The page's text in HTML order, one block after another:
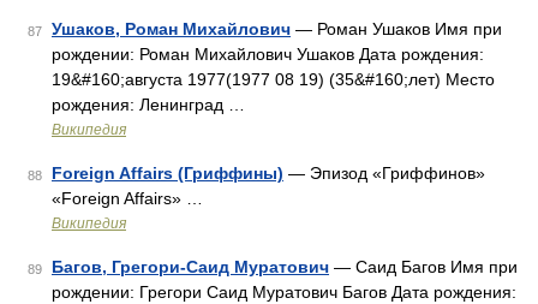
87 Ушаков, Роман Михайлович — Роман Ушаков Имя при
рождении: Роман Михайлович Ушаков Дата рождения:
19&#160;августа 1977(1977 08 19) (35&#160;лет) Место
рождения: Ленинград …
Википедия
88 Foreign Affairs (Гриффины) — Эпизод «Гриффинов»
«Foreign Affairs» …
Википедия
89 Багов, Грегори-Саид Муратович — Саид Багов Имя при
рождении: Грегори Саид Муратович Багов Дата рождения: